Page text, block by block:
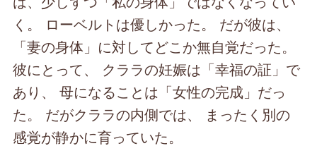
く。 ローベルトは優しかった。 だが彼は、
「妻の身体」に対してどこか無自覚だった。
彼にとって、 クララの妊娠は「幸福の証」で
あり、 母になることは「女性の完成」だっ
た。 だがクララの内側では、 まったく別の
感覚が静かに育っていた。